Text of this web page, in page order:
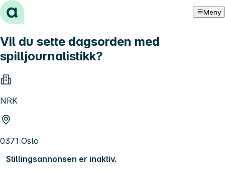
Hopp til innhold Meny
Vil du sette dagsorden med
spilljournalistikk?
NRK
0371 Oslo
Stillingsannonsen er inaktiv.